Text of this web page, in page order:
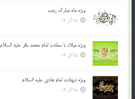
ویژه ماه مبارک رجب
25 آذر 04
ویژه میلاد با سعادت امام محمد باقر علیه السلام
25 آذر 04
ویژه شهادت امام هادی علیه السلام
25 آذر 04